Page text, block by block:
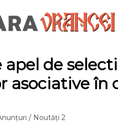
apel de
asociative în
/ Noutăți 2